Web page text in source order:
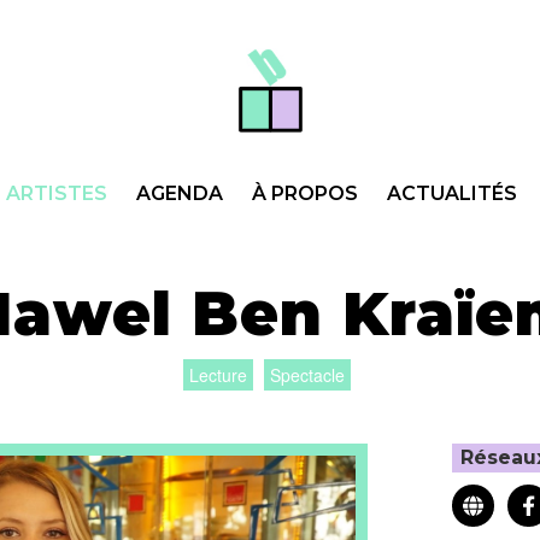
ARTISTES AGENDA À PROPOS ACTUALITÉS
Ben
Lecture Spectacle